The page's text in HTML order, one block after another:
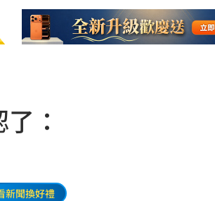
：
新聞換好禮